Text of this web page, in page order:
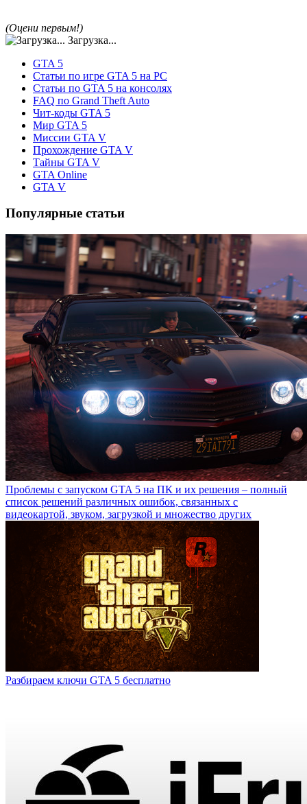
(Оцени первым!)
Загрузка...
GTA 5
Статьи по игре GTA 5 на PC
Статьи по GTA 5 на консолях
FAQ по Grand Theft Auto
Чит-коды GTA 5
Мир GTA 5
Миссии GTA V
Прохождение GTA V
Тайны GTA V
GTA Online
GTA V
Популярные статьи
Проблемы с запуском GTA 5 на ПК и их решения – полный
список решений различных ошибок, связанных с
видеокартой, звуком, загрузкой и множество других
Разбираем ключи GTA 5 бесплатно